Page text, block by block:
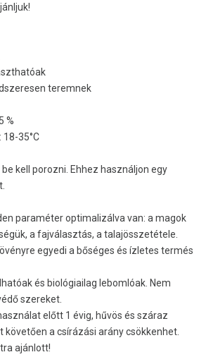
teremnek
%
35°C
kell porozni. Ehhez használjon egy
paraméter optimalizálva van: a magok
a fajválasztás, a talajösszetétele.
egyedi a bőséges és ízletes termés
és biológiailag lebomlóak. Nem
szereket.
előtt 1 évig, hűvös és száraz
követően a csírázási arány csökkenhet.
ajánlott!